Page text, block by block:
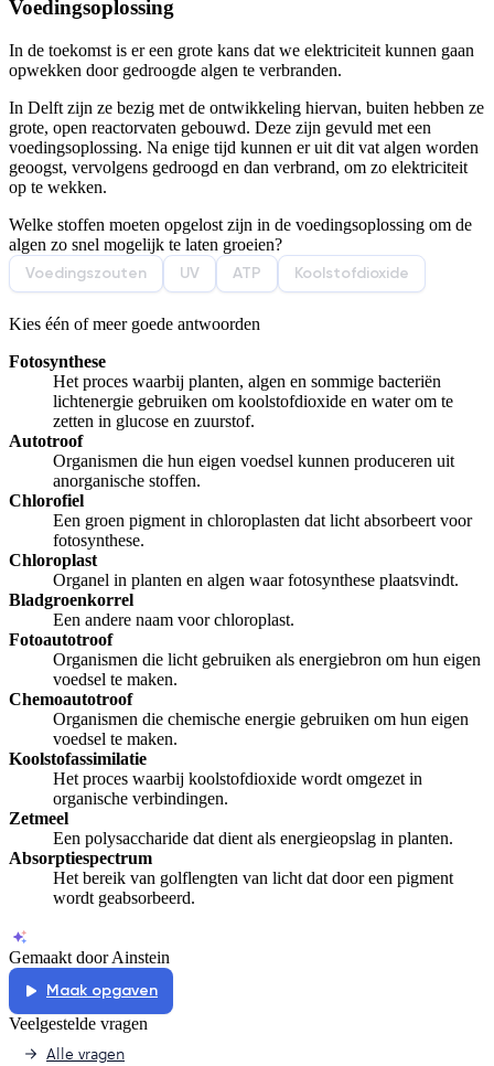
Afspelen werkte niet
Voedingsoplossing
In de toekomst is er een grote kans dat we elektriciteit kunnen gaan
opwekken door gedroogde algen te verbranden.
In Delft zijn ze bezig met de ontwikkeling hiervan, buiten hebben ze
grote, open reactorvaten gebouwd. Deze zijn gevuld met een
voedingsoplossing. Na enige tijd kunnen er uit dit vat algen worden
geoogst, vervolgens gedroogd en dan verbrand, om zo elektriciteit
op te wekken.
Welke stoffen moeten opgelost zijn in de voedingsoplossing om de
algen zo snel mogelijk te laten groeien?
Voedingszouten
UV ATP Koolstofdioxide
Kies één of meer goede antwoorden
Fotosynthese
Het proces waarbij planten, algen en sommige bacteriën
lichtenergie gebruiken om koolstofdioxide en water om te
zetten in glucose en zuurstof.
Autotroof
Organismen die hun eigen voedsel kunnen produceren uit
anorganische stoffen.
Chlorofiel
Een groen pigment in chloroplasten dat licht absorbeert voor
fotosynthese.
Chloroplast
Organel in planten en algen waar fotosynthese plaatsvindt.
Bladgroenkorrel
Een andere naam voor chloroplast.
Fotoautotroof
Organismen die licht gebruiken als energiebron om hun eigen
voedsel te maken.
Chemoautotroof
Organismen die chemische energie gebruiken om hun eigen
voedsel te maken.
Koolstofassimilatie
Het proces waarbij koolstofdioxide wordt omgezet in
organische verbindingen.
Zetmeel
Een polysaccharide dat dient als energieopslag in planten.
Absorptiespectrum
Het bereik van golflengten van licht dat door een pigment
wordt geabsorbeerd.
Gemaakt door Ainstein
Maak opgaven
Veelgestelde vragen
Alle vragen